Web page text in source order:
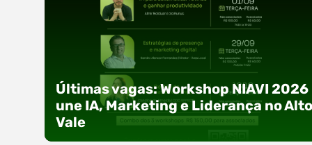
Últimas vagas: Workshop NIAVI 2026
une IA, Marketing e Liderança no Alto
Vale